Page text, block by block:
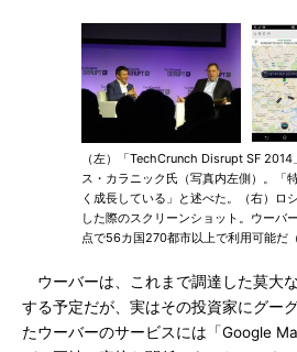
（左）「TechCrunch Disrupt SF
ス・カラニック氏（写真内左側）。「
く成長している」と述べた。（右）ロ
した際のスクリーンショット。ウーバ
点で56カ国270都市以上で利用可能だ
ウーバーは、これまで調達した莫大
する予定だが、実はその投資家にグー
たウーバーのサービスには「Google